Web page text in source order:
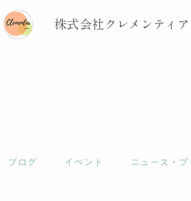
株式会社クレメンティア
ブログ イベント ニュース・プ